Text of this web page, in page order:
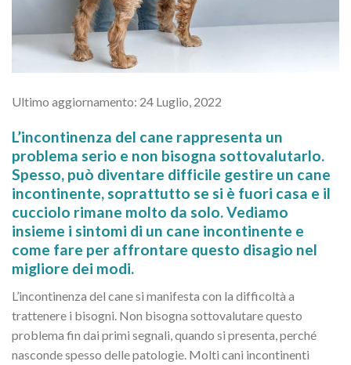
Ultimo aggiornamento: 24 Luglio, 2022
L’incontinenza del cane rappresenta un
problema serio e non bisogna sottovalutarlo.
Spesso, può diventare difficile gestire un cane
incontinente, soprattutto se si è fuori casa e il
cucciolo rimane molto da solo. Vediamo
insieme i sintomi di un cane incontinente e
come fare per affrontare questo disagio nel
migliore dei modi.
L’incontinenza del cane si manifesta con la difficoltà a
trattenere i bisogni. Non bisogna sottovalutare questo
problema fin dai primi segnali, quando si presenta, perché
nasconde spesso delle patologie. Molti cani incontinenti